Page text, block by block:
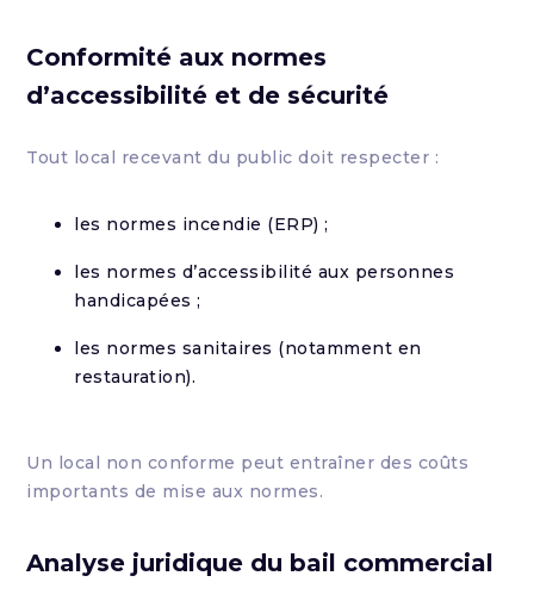
Conformité aux normes
d’accessibilité et de sécurité
Tout local recevant du public doit respecter :
les normes incendie (ERP) ;
les normes d’accessibilité aux personnes
handicapées ;
les normes sanitaires (notamment en
restauration).
Un local non conforme peut entraîner des coûts
importants de mise aux normes.
Analyse juridique du bail commercial